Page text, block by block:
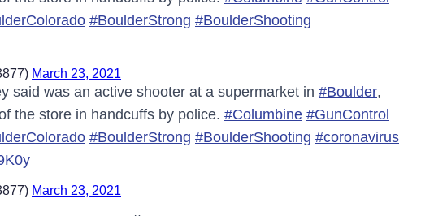
#BoulderStrong #BoulderShooting
March 23, 2021
said was an active shooter at a supermarket in #Boulder,
the store in handcuffs by police. #Columbine #GunControl
#BoulderStrong #BoulderShooting #coronavirus
March 23, 2021